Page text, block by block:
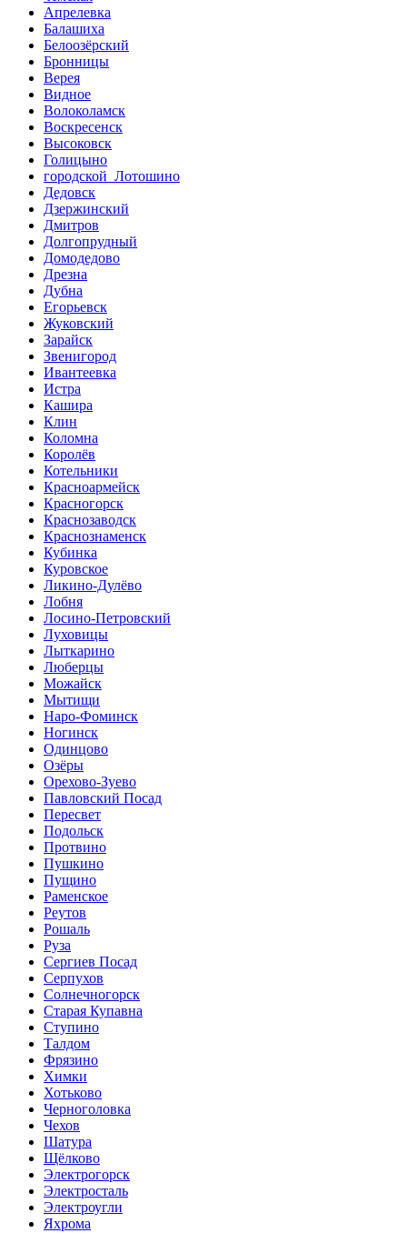
Апрелевка
Балашиха
Белоозёрский
Бронницы
Верея
Видное
Волоколамск
Воскресенск
Высоковск
Голицыно
городской Лотошино
Дедовск
Дзержинский
Дмитров
Долгопрудный
Домодедово
Дрезна
Дубна
Егорьевск
Жуковский
Зарайск
Звенигород
Ивантеевка
Истра
Кашира
Клин
Коломна
Королёв
Котельники
Красноармейск
Красногорск
Краснозаводск
Краснознаменск
Кубинка
Куровское
Ликино-Дулёво
Лобня
Лосино-Петровский
Луховицы
Лыткарино
Люберцы
Можайск
Мытищи
Наро-Фоминск
Ногинск
Одинцово
Озёры
Орехово-Зуево
Павловский Посад
Пересвет
Подольск
Протвино
Пушкино
Пущино
Раменское
Реутов
Рошаль
Руза
Сергиев Посад
Серпухов
Солнечногорск
Старая Купавна
Ступино
Талдом
Фрязино
Химки
Хотьково
Черноголовка
Чехов
Шатура
Щёлково
Электрогорск
Электросталь
Электроугли
Яхрома